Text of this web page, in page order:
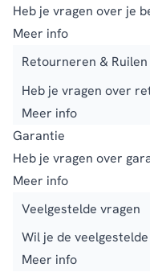
Heb je vragen over je
Meer info
Retourneren & Ruilen
Heb je vragen over
Meer info
Garantie
Heb je vragen over
Meer info
Veelgestelde vragen
Wil je de
Meer info